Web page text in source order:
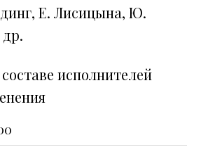
Е. Лисицына, Ю.
исполнителей